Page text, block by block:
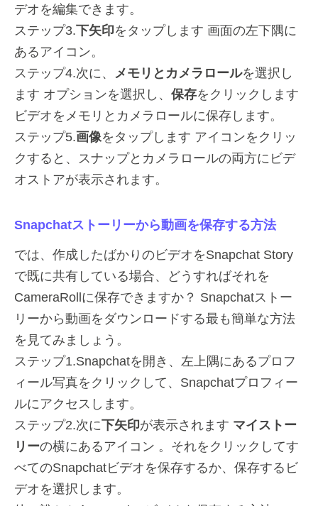
デオを編集できます。
ステップ3.下矢印をタップします 画面の左下隅に
あるアイコン。
ステップ4.次に、 メモリとカメラロールを選択し
ます オプションを選択し、 保存をクリックします
ビデオをメモリとカメラロールに保存します。
ステップ5.画像をタップします アイコンをクリッ
クすると、スナップとカメラロールの両方にビデ
オストアが表示されます。
Snapchatストーリーから動画を保存する方法
では、作成したばかりのビデオをSnapchat Story
で既に共有している場合、どうすればそれを
CameraRollに保存できますか？ Snapchatストー
リーから動画をダウンロードする最も簡単な方法
を見てみましょう。
ステップ1.Snapchatを開き、左上隅にあるプロフ
ィール写真をクリックして、Snapchatプロフィー
ルにアクセスします。
ステップ2.次に下矢印が表示されます マイストー
リーの横にあるアイコン 。それをクリックしてす
べてのSnapchatビデオを保存するか、保存するビ
デオを選択します。